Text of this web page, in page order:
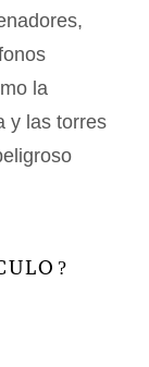
la
y las torres
?